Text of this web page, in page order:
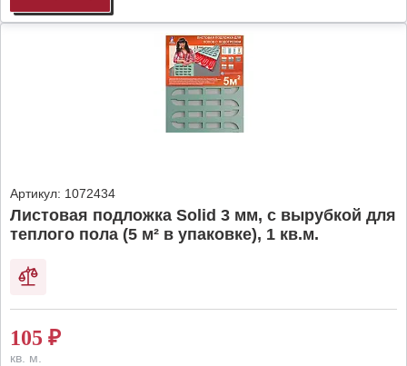
Артикул: 1072434
Листовая подложка Solid 3 мм, с вырубкой для
теплого пола (5 м² в упаковке), 1 кв.м.
105 ₽
кв. м.